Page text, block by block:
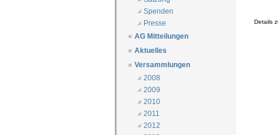
Spenden
Presse
AG Mitteilungen
Aktuelles
Versammlungen
2008
2009
2010
2011
2012
Details